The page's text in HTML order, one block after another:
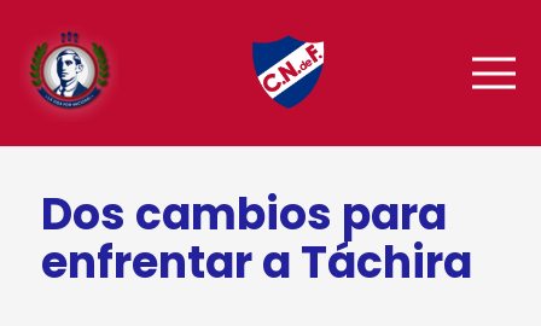
Dos cambios para
enfrentar a Táchira